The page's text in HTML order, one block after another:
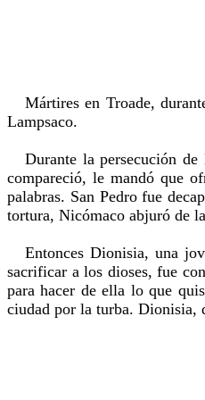
Mártires en Troade,
Lampsaco.
Durante la persecución de
compareció, le mandó que
palabras. San Pedro fue
tortura, Nicómaco abjuró de
Entonces Dionisia, una
sacrificar a los dioses, fue
para hacer de ella lo que
ciudad por la turba. Dionisia,